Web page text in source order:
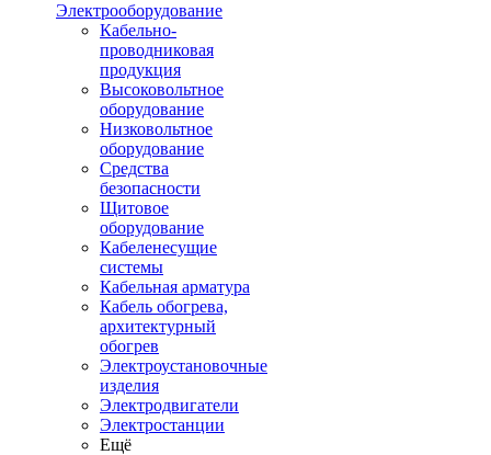
Электрооборудование
Кабельно-
проводниковая
продукция
Высоковольтное
оборудование
Низковольтное
оборудование
Средства
безопасности
Щитовое
оборудование
Кабеленесущие
системы
Кабельная арматура
Кабель обогрева,
архитектурный
обогрев
Электроустановочные
изделия
Электродвигатели
Электростанции
Ещё